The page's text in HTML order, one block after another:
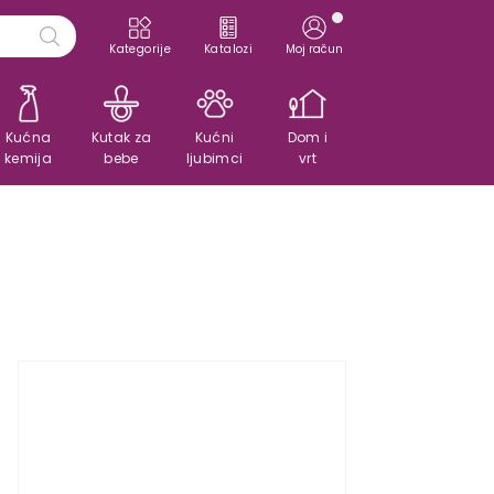
Kategorije Katalozi Moj račun
Kućna
kemija
Kutak za
bebe
Kućni
ljubimci
Dom i
vrt